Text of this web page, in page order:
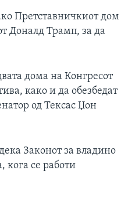
Претставничкиот дом
Доналд Трамп, за да
дома на Конгресот
како и да обезбедат
од Тексас Џон
Законот за владино
се работи